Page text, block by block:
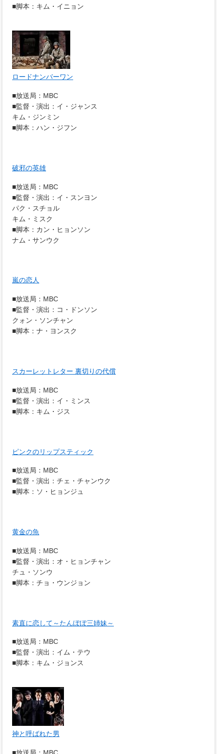
■脚本：キム・イニョン
ロードナンバーワン
■放送局：MBC
■監督・演出：イ・ジャンス
キム・ジンミン
■脚本：ハン・ジフン
破邪の英雄
■放送局：MBC
■監督・演出：イ・スンヨン
パク・スチョル
キム・ミスク
■脚本：カン・ヒョンソン
ナム・サンウク
嵐の恋人
■放送局：MBC
■監督・演出：コ・ドンソン
クォン・ソンチャン
■脚本：ナ・ヨンスク
スカーレットレター 裏切りの代償
■放送局：MBC
■監督・演出：イ・ミンス
■脚本：キム・ジス
ピンクのリップスティック
■放送局：MBC
■監督・演出：チェ・チャンウク
■脚本：ソ・ヒョンジュ
黄金の魚
■放送局：MBC
■監督・演出：オ・ヒョンチャン
チュ・ソンウ
■脚本：チョ・ウンジョン
素直に恋して～たんぽぽ三姉妹～
■放送局：MBC
■監督・演出：イム・テウ
■脚本：キム・ジョンス
神と呼ばれた男